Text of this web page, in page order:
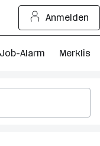
Anmelden
Job-Alarm Merkliste